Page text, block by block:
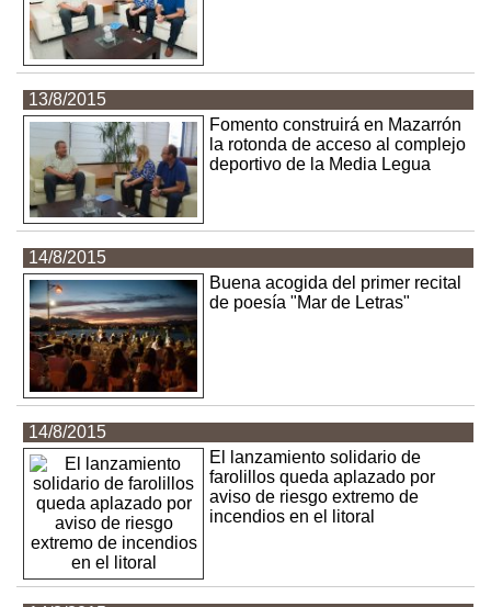
13/8/2015
Fomento construirá en Mazarrón
la rotonda de acceso al complejo
deportivo de la Media Legua
14/8/2015
Buena acogida del primer recital
de poesía "Mar de Letras"
14/8/2015
El lanzamiento solidario de
farolillos queda aplazado por
aviso de riesgo extremo de
incendios en el litoral